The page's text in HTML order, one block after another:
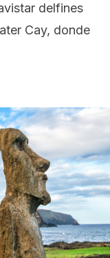
delfines
Cay, donde